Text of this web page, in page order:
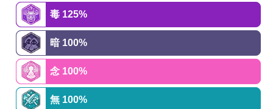
毒 125%
暗 100%
念 100%
無 100%